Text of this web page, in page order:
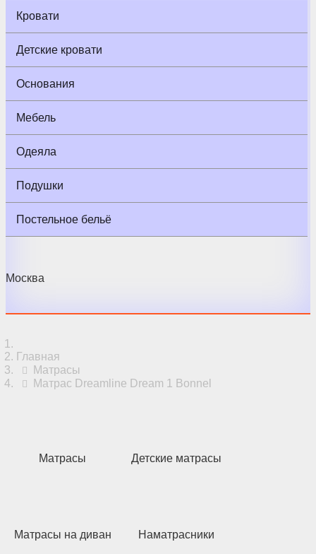
Кровати
Детские кровати
Основания
Мебель
Одеяла
Подушки
Постельное бельё
Москва
Главная
Матрасы
Матрас Dreamline Dream 1 Bonnel
Матрасы Детские матрасы
Матрасы на диван Наматрасники